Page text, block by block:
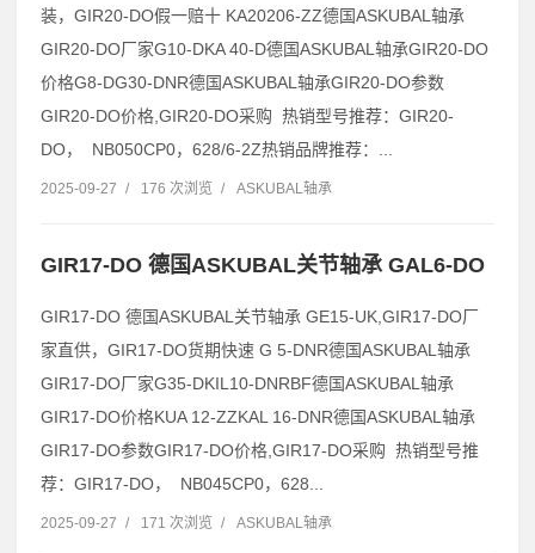
装，GIR20-DO假一赔十 KA20206-ZZ德国ASKUBAL轴承
GIR20-DO厂家G10-DKA 40-D德国ASKUBAL轴承GIR20-DO
价格G8-DG30-DNR德国ASKUBAL轴承GIR20-DO参数
GIR20-DO价格,GIR20-DO采购 热销型号推荐：GIR20-
DO， NB050CP0，628/6-2Z热销品牌推荐：...
2025-09-27 / 176 次浏览 / ASKUBAL轴承
GIR17-DO 德国ASKUBAL关节轴承 GAL6-DO
GIR17-DO 德国ASKUBAL关节轴承 GE15-UK,GIR17-DO厂
家直供，GIR17-DO货期快速 G 5-DNR德国ASKUBAL轴承
GIR17-DO厂家G35-DKIL10-DNRBF德国ASKUBAL轴承
GIR17-DO价格KUA 12-ZZKAL 16-DNR德国ASKUBAL轴承
GIR17-DO参数GIR17-DO价格,GIR17-DO采购 热销型号推
荐：GIR17-DO， NB045CP0，628...
2025-09-27 / 171 次浏览 / ASKUBAL轴承